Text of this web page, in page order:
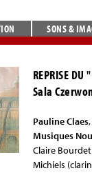
SONS &
REPRISE DU
Sala
Pauline Claes
Musiques
Claire
Michiels